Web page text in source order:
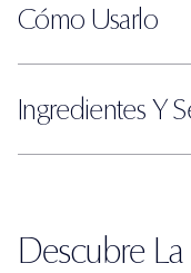
Cómo Usarlo
Ingredientes Y
Descubre